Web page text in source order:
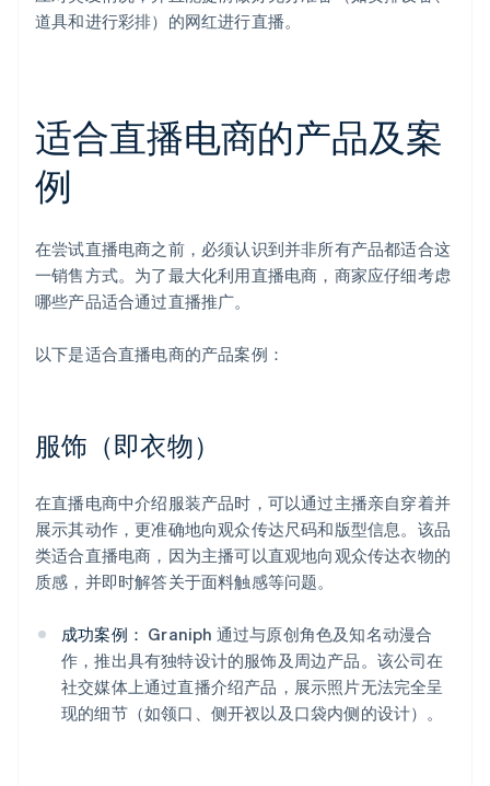
道具和进行彩排）的网红进行直播。
适合直播电商的产品及案
例
在尝试直播电商之前，必须认识到并非所有产品都适合这
一销售方式。为了最大化利用直播电商，商家应仔细考虑
哪些产品适合通过直播推广。
以下是适合直播电商的产品案例：
服饰（即衣物）
在直播电商中介绍服装产品时，可以通过主播亲自穿着并
展示其动作，更准确地向观众传达尺码和版型信息。该品
类适合直播电商，因为主播可以直观地向观众传达衣物的
质感，并即时解答关于面料触感等问题。
成功案例： Graniph 通过与原创角色及知名动漫合
作，推出具有独特设计的服饰及周边产品。该公司在
社交媒体上通过直播介绍产品，展示照片无法完全呈
现的细节（如领口、侧开衩以及口袋内侧的设计）。